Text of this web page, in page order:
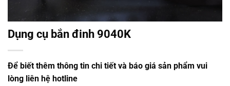
Dụng cụ bắn đinh 9040K
Để biết thêm thông tin chi tiết và báo giá sản phẩm vui
lòng liên hệ hotline